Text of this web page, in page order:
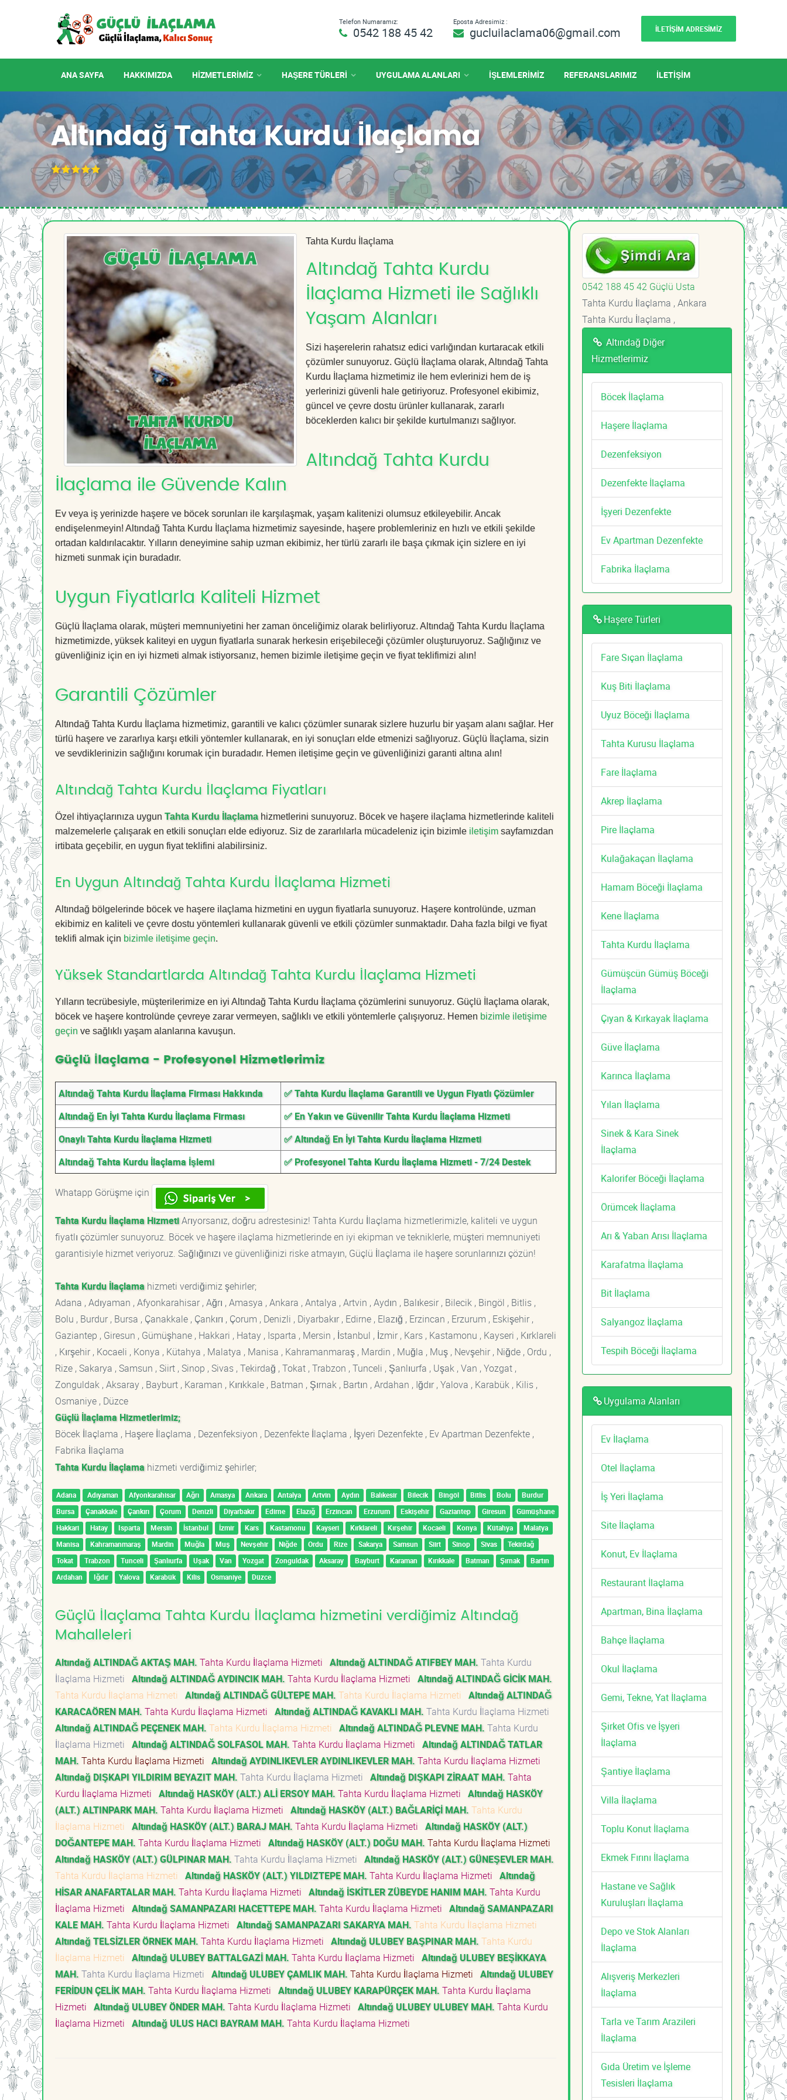
Telefon Numaramız:
0542 188 45 42
Eposta Adresimiz :
gucluilaclama06@gmail.com İLETİŞİM ADRESİMİZ
ANA SAYFA HAKKIMIZDA HIZMETLERIMIZ HAŞERE TÜRLERİ UYGULAMA ALANLARI İŞLEMLERİMİZ REFERANSLARIMIZ İLETİŞİM
Altındağ Tahta Kurdu İlaçlama
Tahta Kurdu İlaçlama
Altındağ Tahta Kurdu
İlaçlama Hizmeti ile Sağlıklı
Yaşam Alanları
Sizi haşerelerin rahatsız edici varlığından kurtaracak etkili
çözümler sunuyoruz. Güçlü İlaçlama olarak, Altındağ Tahta
Kurdu İlaçlama hizmetimiz ile hem evlerinizi hem de iş
yerlerinizi güvenli hale getiriyoruz. Profesyonel ekibimiz,
güncel ve çevre dostu ürünler kullanarak, zararlı
böceklerden kalıcı bir şekilde kurtulmanızı sağlıyor.
Altındağ Tahta Kurdu
İlaçlama ile Güvende Kalın
Ev veya iş yerinizde haşere ve böcek sorunları ile karşılaşmak, yaşam kalitenizi olumsuz etkileyebilir. Ancak
endişelenmeyin! Altındağ Tahta Kurdu İlaçlama hizmetimiz sayesinde, haşere problemleriniz en hızlı ve etkili şekilde
ortadan kaldırılacaktır. Yılların deneyimine sahip uzman ekibimiz, her türlü zararlı ile başa çıkmak için sizlere en iyi
hizmeti sunmak için buradadır.
Uygun Fiyatlarla Kaliteli Hizmet
Güçlü İlaçlama olarak, müşteri memnuniyetini her zaman önceliğimiz olarak belirliyoruz. Altındağ Tahta Kurdu İlaçlama
hizmetimizde, yüksek kaliteyi en uygun fiyatlarla sunarak herkesin erişebileceği çözümler oluşturuyoruz. Sağlığınız ve
güvenliğiniz için en iyi hizmeti almak istiyorsanız, hemen bizimle iletişime geçin ve fiyat teklifimizi alın!
Garantili Çözümler
Altındağ Tahta Kurdu İlaçlama hizmetimiz, garantili ve kalıcı çözümler sunarak sizlere huzurlu bir yaşam alanı sağlar. Her
türlü haşere ve zararlıya karşı etkili yöntemler kullanarak, en iyi sonuçları elde etmenizi sağlıyoruz. Güçlü İlaçlama, sizin
ve sevdiklerinizin sağlığını korumak için buradadır. Hemen iletişime geçin ve güvenliğinizi garanti altına alın!
Altındağ Tahta Kurdu İlaçlama Fiyatları
Özel ihtiyaçlarınıza uygun Tahta Kurdu İlaçlamahizmetlerini sunuyoruz. Böcek ve haşere ilaçlama hizmetlerinde kaliteli
malzemelerle çalışarak en etkili sonuçları elde ediyoruz. Siz de zararlılarla mücadeleniz için bizimle iletişim sayfamızdan
irtibata geçebilir, en uygun fiyat teklifini alabilirsiniz.
En Uygun Altındağ Tahta Kurdu İlaçlama Hizmeti
Altındağ bölgelerinde böcek ve haşere ilaçlama hizmetini en uygun fiyatlarla sunuyoruz. Haşere kontrolünde, uzman
ekibimiz en kaliteli ve çevre dostu yöntemleri kullanarak güvenli ve etkili çözümler sunmaktadır. Daha fazla bilgi ve fiyat
teklifi almak için bizimle iletişime geçin.
Yüksek Standartlarda Altındağ Tahta Kurdu İlaçlama Hizmeti
Yılların tecrübesiyle, müşterilerimize en iyi Altındağ Tahta Kurdu İlaçlama çözümlerini sunuyoruz. Güçlü İlaçlama olarak,
böcek ve haşere kontrolünde çevreye zarar vermeyen, sağlıklı ve etkili yöntemlerle çalışıyoruz. Hemen bizimle iletişime
geçin ve sağlıklı yaşam alanlarına kavuşun.
Güçlü İlaçlama - Profesyonel Hizmetlerimiz
Altındağ Tahta Kurdu İlaçlama Firması Hakkında
✅ Tahta Kurdu İlaçlama Garantili ve Uygun Fiyatlı Çözümler
Altındağ En İyi Tahta Kurdu İlaçlama Firması
✅ En Yakın ve Güvenilir Tahta Kurdu İlaçlama Hizmeti
Onaylı Tahta Kurdu İlaçlama Hizmeti
✅ Altındağ En İyi Tahta Kurdu İlaçlama Hizmeti
Altındağ Tahta Kurdu İlaçlama İşlemi
✅ Profesyonel Tahta Kurdu İlaçlama Hizmeti - 7/24 Destek
Whatapp Görüşme için
Tahta Kurdu İlaçlama HizmetiArıyorsanız, doğru adrestesiniz! Tahta Kurdu İlaçlama hizmetlerimizle, kaliteli ve uygun
fiyatlı çözümler sunuyoruz. Böcek ve haşere ilaçlama hizmetlerinde en iyi ekipman ve tekniklerle, müşteri memnuniyeti
garantisiyle hizmet veriyoruz. Sağlığınızı ve güvenliğinizi riske atmayın, Güçlü İlaçlama ile haşere sorunlarınızı çözün!
Tahta Kurdu İlaçlama hizmeti verdiğimiz şehirler;
Adana , Adıyaman , Afyonkarahisar , Ağrı , Amasya , Ankara , Antalya , Artvin , Aydın , Balıkesir , Bilecik , Bingöl , Bitlis ,
Bolu , Burdur , Bursa , Çanakkale , Çankırı , Çorum , Denizli , Diyarbakır , Edirne , Elazığ , Erzincan , Erzurum , Eskişehir ,
Gaziantep , Giresun , Gümüşhane , Hakkari , Hatay , Isparta , Mersin , İstanbul , İzmir , Kars , Kastamonu , Kayseri , Kırklareli
, Kırşehir , Kocaeli , Konya , Kütahya , Malatya , Manisa , Kahramanmaraş , Mardin , Muğla , Muş , Nevşehir , Niğde , Ordu ,
Rize , Sakarya , Samsun , Siirt , Sinop , Sivas , Tekirdağ , Tokat , Trabzon , Tunceli , Şanlıurfa , Uşak , Van , Yozgat ,
Zonguldak , Aksaray , Bayburt , Karaman , Kırıkkale , Batman , Şırnak , Bartın , Ardahan , Iğdır , Yalova , Karabük , Kilis ,
Osmaniye , Düzce
Güçlü İlaçlama Hizmetlerimiz;
Böcek İlaçlama , Haşere İlaçlama , Dezenfeksiyon , Dezenfekte İlaçlama , İşyeri Dezenfekte , Ev Apartman Dezenfekte ,
Fabrika İlaçlama
Tahta Kurdu İlaçlama hizmeti verdiğimiz şehirler;
Adana Adıyaman Afyonkarahisar Ağrı Amasya Ankara Antalya Artvin Aydın Balıkesir Bilecik Bingöl Bitlis Bolu
Burdur
Bursa
Çanakkale Çankırı Çorum Denizli Diyarbakır Edirne Elazığ Erzincan Erzurum Eskişehir Gaziantep Giresun
Gümüşhane
Hakkari
Hatay Isparta Mersin İstanbul İzmir Kars Kastamonu Kayseri Kırklareli Kırşehir Kocaeli Konya Kütahya
Malatya
Manisa
Kahramanmaraş Mardin Muğla Muş Nevşehir Niğde Ordu Rize Sakarya Samsun Siirt Sinop Sivas
Tekirdağ
Tokat
Trabzon Tunceli Şanlıurfa Uşak Van Yozgat Zonguldak Aksaray Bayburt Karaman Kırıkkale Batman Şırnak
Bartın
Ardahan
Iğdır Yalova Karabük Kilis Osmaniye Düzce
Güçlü İlaçlama Tahta Kurdu İlaçlama hizmetini verdiğimiz Altındağ
Mahalleleri
Altındağ ALTINDAĞ AKTAŞ MAH. Tahta Kurdu İlaçlama Hizmeti Altındağ ALTINDAĞ ATIFBEY MAH. Tahta Kurdu
İlaçlama Hizmeti Altındağ ALTINDAĞ AYDINCIK MAH. Tahta Kurdu İlaçlama Hizmeti Altındağ ALTINDAĞ GİCİK MAH.
Tahta Kurdu İlaçlama Hizmeti Altındağ ALTINDAĞ GÜLTEPE MAH. Tahta Kurdu İlaçlama Hizmeti Altındağ ALTINDAĞ
KARACAÖREN MAH. Tahta Kurdu İlaçlama Hizmeti Altındağ ALTINDAĞ KAVAKLI MAH. Tahta Kurdu İlaçlama Hizmeti
Altındağ ALTINDAĞ PEÇENEK MAH. Tahta Kurdu İlaçlama Hizmeti Altındağ ALTINDAĞ PLEVNE MAH. Tahta Kurdu
İlaçlama Hizmeti Altındağ ALTINDAĞ SOLFASOL MAH. Tahta Kurdu İlaçlama Hizmeti Altındağ ALTINDAĞ TATLAR
MAH. Tahta Kurdu İlaçlama Hizmeti Altındağ AYDINLIKEVLER AYDINLIKEVLER MAH. Tahta Kurdu İlaçlama Hizmeti
Altındağ DIŞKAPI YILDIRIM BEYAZIT MAH. Tahta Kurdu İlaçlama Hizmeti Altındağ DIŞKAPI ZİRAAT MAH. Tahta
Kurdu İlaçlama Hizmeti Altındağ HASKÖY (ALT.) ALİ ERSOY MAH. Tahta Kurdu İlaçlama Hizmeti Altındağ HASKÖY
(ALT.) ALTINPARK MAH. Tahta Kurdu İlaçlama Hizmeti Altındağ HASKÖY (ALT.) BAĞLARİÇİ MAH. Tahta Kurdu
İlaçlama Hizmeti Altındağ HASKÖY (ALT.) BARAJ MAH. Tahta Kurdu İlaçlama Hizmeti Altındağ HASKÖY (ALT.)
DOĞANTEPE MAH. Tahta Kurdu İlaçlama Hizmeti Altındağ HASKÖY (ALT.) DOĞU MAH. Tahta Kurdu İlaçlama Hizmeti
Altındağ HASKÖY (ALT.) GÜLPINAR MAH. Tahta Kurdu İlaçlama Hizmeti Altındağ HASKÖY (ALT.) GÜNEŞEVLER MAH.
Tahta Kurdu İlaçlama Hizmeti Altındağ HASKÖY (ALT.) YILDIZTEPE MAH. Tahta Kurdu İlaçlama Hizmeti Altındağ
HİSAR ANAFARTALAR MAH. Tahta Kurdu İlaçlama Hizmeti Altındağ İSKİTLER ZÜBEYDE HANIM MAH. Tahta Kurdu
İlaçlama Hizmeti Altındağ SAMANPAZARI HACETTEPE MAH. Tahta Kurdu İlaçlama Hizmeti Altındağ SAMANPAZARI
KALE MAH. Tahta Kurdu İlaçlama Hizmeti Altındağ SAMANPAZARI SAKARYA MAH. Tahta Kurdu İlaçlama Hizmeti
Altındağ TELSİZLER ÖRNEK MAH. Tahta Kurdu İlaçlama Hizmeti Altındağ ULUBEY BAŞPINAR MAH. Tahta Kurdu
İlaçlama Hizmeti Altındağ ULUBEY BATTALGAZİ MAH. Tahta Kurdu İlaçlama Hizmeti Altındağ ULUBEY BEŞİKKAYA
MAH. Tahta Kurdu İlaçlama Hizmeti Altındağ ULUBEY ÇAMLIK MAH. Tahta Kurdu İlaçlama Hizmeti Altındağ ULUBEY
FERİDUN ÇELİK MAH. Tahta Kurdu İlaçlama Hizmeti Altındağ ULUBEY KARAPÜRÇEK MAH. Tahta Kurdu İlaçlama
Hizmeti Altındağ ULUBEY ÖNDER MAH. Tahta Kurdu İlaçlama Hizmeti Altındağ ULUBEY ULUBEY MAH. Tahta Kurdu
İlaçlama Hizmeti Altındağ ULUS HACI BAYRAM MAH. Tahta Kurdu İlaçlama Hizmeti
0542 188 45 42 Güçlü Usta
Tahta Kurdu İlaçlama , Ankara
Tahta Kurdu İlaçlama ,
Altındağ Diğer
Hizmetlerimiz
Böcek İlaçlama
Haşere İlaçlama
Dezenfeksiyon
Dezenfekte İlaçlama
İşyeri Dezenfekte
Ev Apartman Dezenfekte
Fabrika İlaçlama
Haşere Türleri
Fare Sıçan İlaçlama
Kuş Biti İlaçlama
Uyuz Böceği İlaçlama
Tahta Kurusu İlaçlama
Fare İlaçlama
Akrep İlaçlama
Pire İlaçlama
Kulağakaçan İlaçlama
Hamam Böceği İlaçlama
Kene İlaçlama
Tahta Kurdu İlaçlama
Gümüşcün Gümüş Böceği
İlaçlama
Çıyan & Kırkayak İlaçlama
Güve İlaçlama
Karınca İlaçlama
Yılan İlaçlama
Sinek & Kara Sinek
İlaçlama
Kalorifer Böceği İlaçlama
Örümcek İlaçlama
Arı & Yaban Arısı İlaçlama
Karafatma İlaçlama
Bit İlaçlama
Salyangoz İlaçlama
Tespih Böceği İlaçlama
Uygulama Alanları
Ev İlaçlama
Otel İlaçlama
İş Yeri İlaçlama
Site İlaçlama
Konut, Ev İlaçlama
Restaurant İlaçlama
Apartman, Bina İlaçlama
Bahçe İlaçlama
Okul İlaçlama
Gemi, Tekne, Yat İlaçlama
Şirket Ofis ve İşyeri
İlaçlama
Şantiye İlaçlama
Villa İlaçlama
Toplu Konut İlaçlama
Ekmek Fırını İlaçlama
Hastane ve Sağlık
Kuruluşları İlaçlama
Depo ve Stok Alanları
İlaçlama
Alışveriş Merkezleri
İlaçlama
Tarla ve Tarım Arazileri
İlaçlama
Gıda Üretim ve İşleme
Tesisleri İlaçlama